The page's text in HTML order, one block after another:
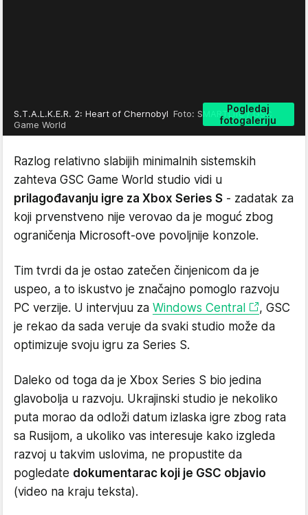
Pogledaj
fotogaleriju
S.T.A.L.K.E.R. 2: Heart of Chernobyl Foto: SMARTLife / GSC
Game World
Razlog relativno slabijih minimalnih sistemskih
zahteva GSC Game World studio vidi u
prilagođavanju igre za Xbox Series S - zadatak za
koji prvenstveno nije verovao da je moguć zbog
ograničenja Microsoft-ove povoljnije konzole.
Tim tvrdi da je ostao zatečen činjenicom da je
uspeo, a to iskustvo je značajno pomoglo razvoju
PC verzije. U intervjuu za Windows Central
, GSC
je rekao da sada veruje da svaki studio može da
optimizuje svoju igru za Series S.
Daleko od toga da je Xbox Series S bio jedina
glavobolja u razvoju. Ukrajinski studio je nekoliko
puta morao da odloži datum izlaska igre zbog rata
sa Rusijom, a ukoliko vas interesuje kako izgleda
razvoj u takvim uslovima, ne propustite da
pogledate dokumentarac koji je GSC objavio
(video na kraju teksta).